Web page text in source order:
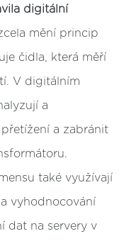
digitální
mění princip
čidla, která měří
V digitálním
a
a zabránit
také využívají
vyhodnocování
dat na servery v